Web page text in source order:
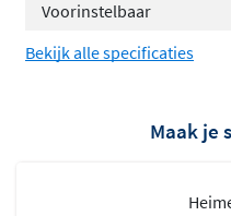
Voorinstelbaar
Bekijk alle specificaties
Maak je